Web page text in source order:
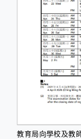
教育局向學校及教